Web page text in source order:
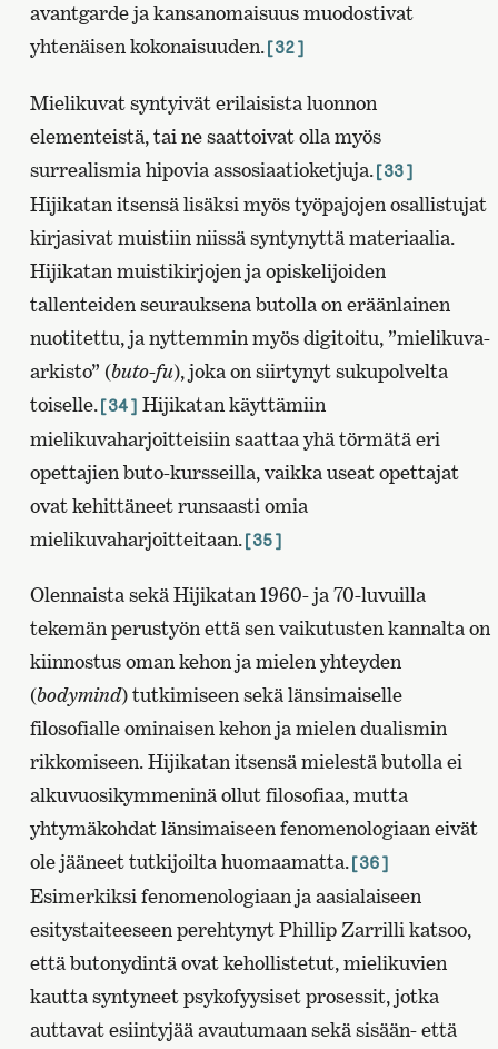
avantgarde ja kansanomaisuus muodostivat
yhtenäisen kokonaisuuden.[32]
Mielikuvat syntyivät erilaisista luonnon
elementeistä, tai ne saattoivat olla myös
surrealismia hipovia assosiaatioketjuja.[33]
Hijikatan itsensä lisäksi myös työpajojen osallistujat
kirjasivat muistiin niissä syntynyttä materiaalia.
Hijikatan muistikirjojen ja opiskelijoiden
tallenteiden seurauksena butolla on eräänlainen
nuotitettu, ja nyttemmin myös digitoitu, ”mielikuva-
arkisto” (buto-fu), joka on siirtynyt sukupolvelta
toiselle.[34] Hijikatan käyttämiin
mielikuvaharjoitteisiin saattaa yhä törmätä eri
opettajien buto-kursseilla, vaikka useat opettajat
ovat kehittäneet runsaasti omia
mielikuvaharjoitteitaan.[35]
Olennaista sekä Hijikatan 1960- ja 70-luvuilla
tekemän perustyön että sen vaikutusten kannalta on
kiinnostus oman kehon ja mielen yhteyden
(bodymind) tutkimiseen sekä länsimaiselle
filosofialle ominaisen kehon ja mielen dualismin
rikkomiseen. Hijikatan itsensä mielestä butolla ei
alkuvuosikymmeninä ollut filosofiaa, mutta
yhtymäkohdat länsimaiseen fenomenologiaan eivät
ole jääneet tutkijoilta huomaamatta.[36]
Esimerkiksi fenomenologiaan ja aasialaiseen
esitystaiteeseen perehtynyt Phillip Zarrilli katsoo,
että butonydintä ovat kehollistetut, mielikuvien
kautta syntyneet psykofyysiset prosessit, jotka
auttavat esiintyjää avautumaan sekä sisään- että